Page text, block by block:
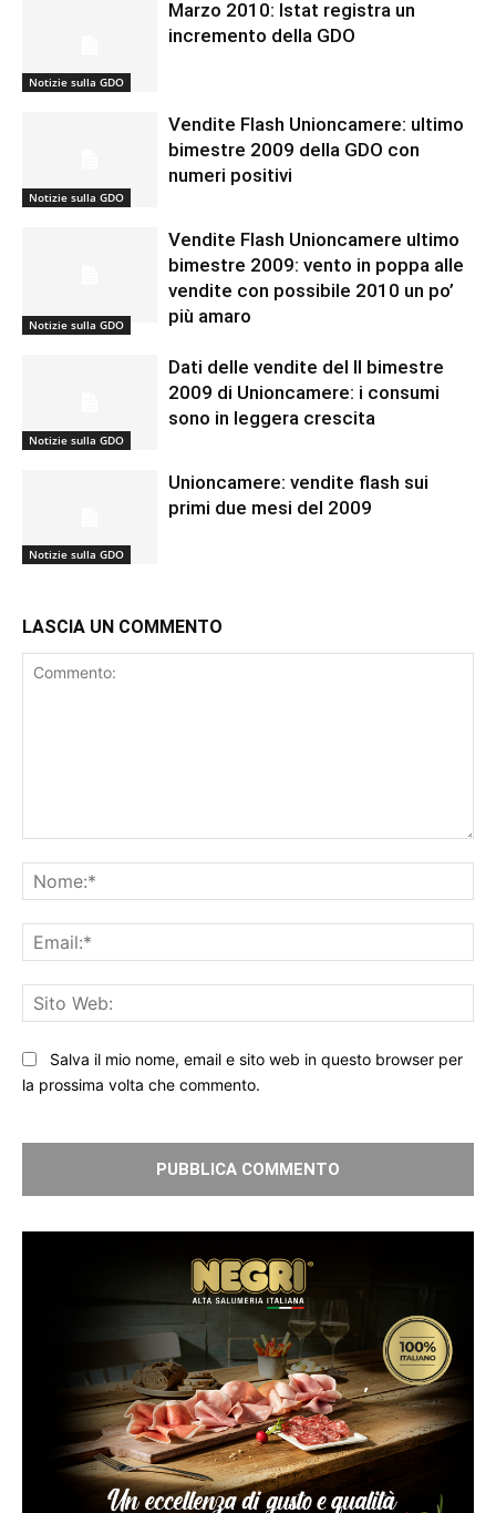
Notizie sulla GDO
Marzo 2010: Istat registra un
incremento della GDO
Notizie sulla GDO
Vendite Flash Unioncamere: ultimo
bimestre 2009 della GDO con
numeri positivi
Notizie sulla GDO
Vendite Flash Unioncamere ultimo
bimestre 2009: vento in poppa alle
vendite con possibile 2010 un po’
più amaro
Notizie sulla GDO
Dati delle vendite del II bimestre
2009 di Unioncamere: i consumi
sono in leggera crescita
Notizie sulla GDO
Unioncamere: vendite flash sui
primi due mesi del 2009
LASCIA UN COMMENTO
Salva il mio nome, email e sito web in questo browser per
la prossima volta che commento.